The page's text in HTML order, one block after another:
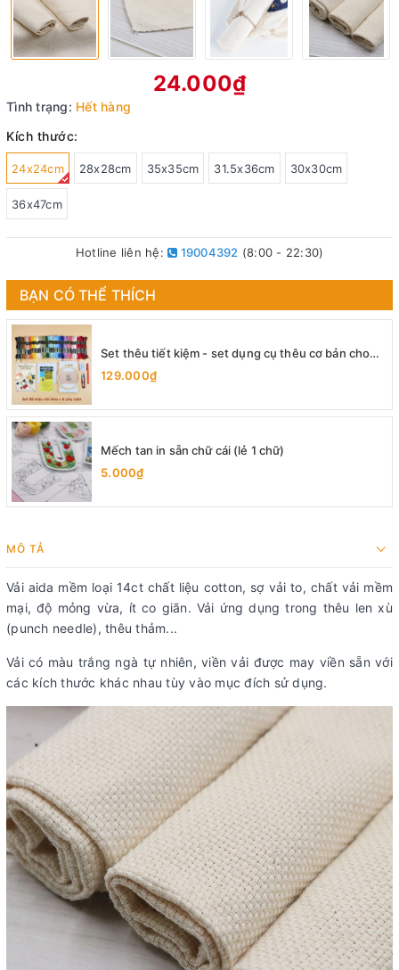
24.000₫
Tình trạng: Hết hàng
Kích thước:
24x24cm 28x28cm 35x35cm 31.5x36cm 30x30cm
36x47cm
Hotline liên hệ: 19004392 (8:00 - 22:30)
BẠN CÓ THỂ THÍCH
Set thêu tiết kiệm - set dụng cụ thêu cơ bản cho
người mới bắt đầu
129.000₫
Mếch tan in sẵn chữ cái (lẻ 1 chữ)
5.000₫
MÔ TẢ
Vải aida mềm loại 14ct chất liệu cotton, sợ vải to, chất vải mềm
mại, độ mỏng vừa, ít co giãn. Vải ứng dụng trong thêu len xù
(punch needle), thêu thảm...
Vải có màu trắng ngà tự nhiên, viền vải được may viền sẵn với
các kích thước khác nhau tùy vào mục đích sử dụng.